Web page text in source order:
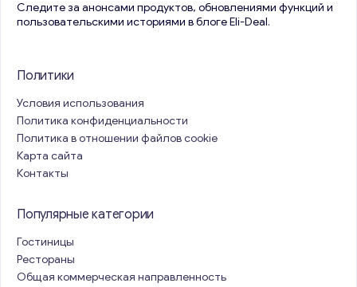
Следите за анонсами продуктов, обновлениями функций и
пользовательскими историями в блоге Eli-Deal.
Политики
Условия использования
Политика конфиденциальности
Политика в отношении файлов cookie
Карта сайта
Контакты
Популярные категории
Гостиницы
Рестораны
Общая коммерческая направленность